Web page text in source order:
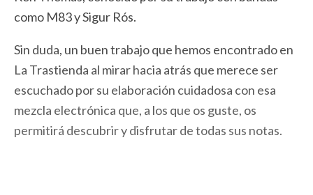
como M83 y Sigur Rós.
Sin duda, un buen trabajo que hemos encontrado en
La Trastienda al mirar hacia atrás que merece ser
escuchado por su elaboración cuidadosa con esa
mezcla electrónica que, a los que os guste, os
permitirá descubrir y disfrutar de todas sus notas.